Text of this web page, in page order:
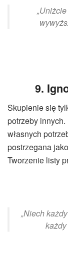
9.
Skupienie się
potrzeby
własnych
postrzegana
Tworzenie listy
„Niech